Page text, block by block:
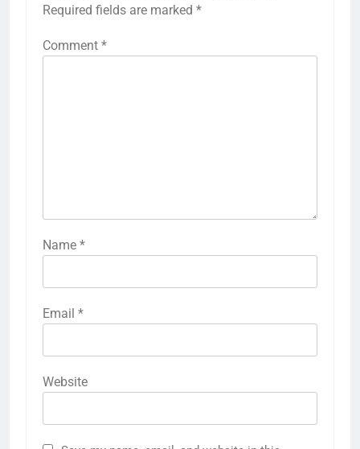
Required fields are marked *
Comment *
Name *
Email *
Website